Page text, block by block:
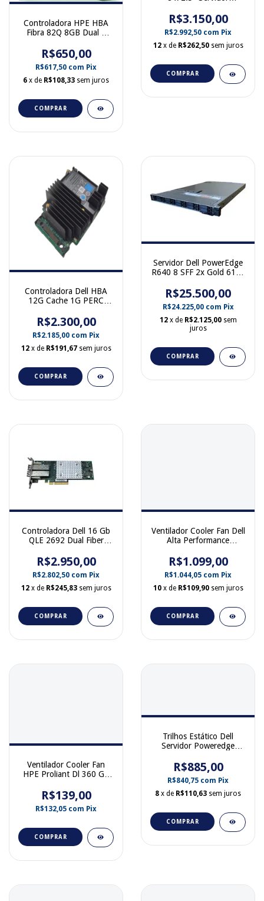
Controladora HPE HBA
Fibra 82Q 8GB Dual 2
AJ764-63002 489191-
001
R$650,00
R$617,50 com Pix
6 x de R$108,33 sem juros
COMPRAR
R$3.150,00
R$2.992,50 com Pix
12 x de R$262,50 sem juros
COMPRAR
Controladora Dell HBA
12G Cache 1G PERC
T440 T640 Com Bateria
07H4CN
R$2.300,00
R$2.185,00 com Pix
12 x de R$191,67 sem juros
COMPRAR
Servidor Dell PowerEdge
R640 8 SFF 2x Gold 6126
0JKFH7
R$25.500,00
R$24.225,00 com Pix
12 x de R$2.125,00 sem
juros
COMPRAR
Controladora Dell 16 Gb
QLE 2692 Dual Fiber
R$2.950,00
R$2.802,50 com Pix
12 x de R$245,83 sem juros
COMPRAR
Ventilador Cooler Fan Dell
Alta Performance
R550 R750 R750xa
R750xs R7525 R760
R760xs R7625 02ND0R
R$1.099,00
R$1.044,05 com Pix
10 x de R$109,90 sem juros
COMPRAR
Ventilador Cooler Fan
HPE Proliant Dl 360 G7
R$139,00
R$132,05 com Pix
COMPRAR
Trilhos Estático Dell
Servidor Poweredge
R410 R415 R420 0JWFR6
R$885,00
R$840,75 com Pix
8 x de R$110,63 sem juros
COMPRAR